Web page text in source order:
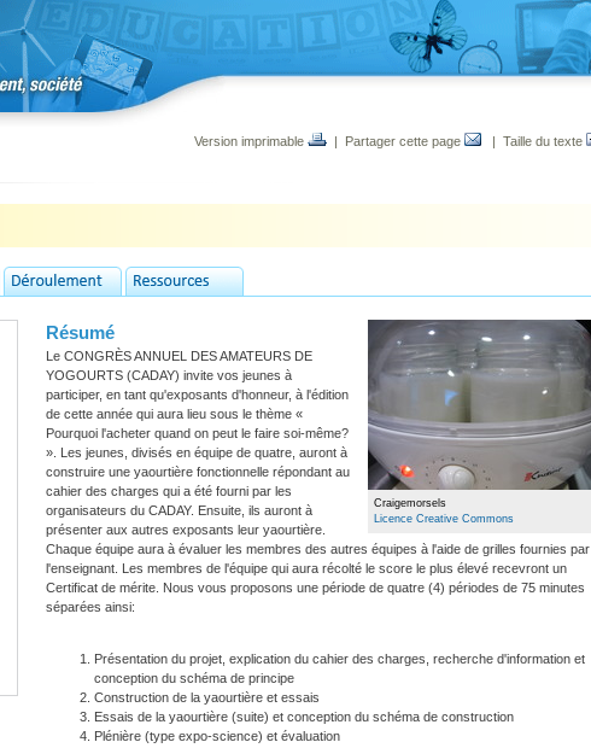
Version imprimable | Partager cette page | Taille du texte
Craigemorsels
Licence Creative Commons
Résumé
Le CONGRÈS ANNUEL DES AMATEURS DE
YOGOURTS (CADAY) invite vos jeunes à
participer, en tant qu'exposants d'honneur, à l'édition
de cette année qui aura lieu sous le thème «
Pourquoi l'acheter quand on peut le faire soi-même?
». Les jeunes, divisés en équipe de quatre, auront à
construire une yaourtière fonctionnelle répondant au
cahier des charges qui a été fourni par les
organisateurs du CADAY. Ensuite, ils auront à
présenter aux autres exposants leur yaourtière.
Chaque équipe aura à évaluer les membres des autres équipes à l'aide de grilles fournies par
l'enseignant. Les membres de l'équipe qui aura récolté le score le plus élevé recevront un
Certificat de mérite. Nous vous proposons une période de quatre (4) périodes de 75 minutes
séparées ainsi:
Présentation du projet, explication du cahier des charges, recherche d'information et
conception du schéma de principe
Construction de la yaourtière et essais
Essais de la yaourtière (suite) et conception du schéma de construction
Plénière (type expo-science) et évaluation